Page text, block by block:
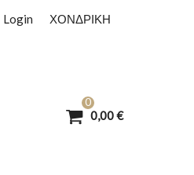
ΧΟΝΔΡΙΚΗ
Login
0
0,00 €